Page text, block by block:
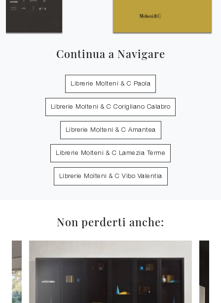
Continua a Navigare
Librerie Molteni & C Paola
Librerie Molteni & C Corigliano Calabro
Librerie Molteni & C Amantea
Librerie Molteni & C Lamezia Terme
Librerie Molteni & C Vibo Valentia
Non perderti anche: